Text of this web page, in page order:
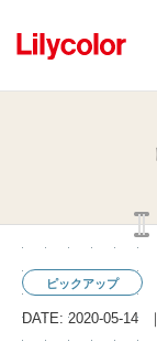
サンプル・カタロ
お気に入り
ピックアップ
DATE: 2020-05-14